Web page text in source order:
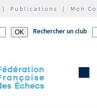
| Publications | Mon
Rechercher un club